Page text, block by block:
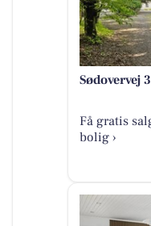
Sødovervej
Få gratis
bolig ›